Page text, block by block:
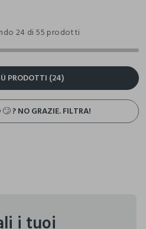
24 di 55 prodotti
PRODOTTI (24)
? NO GRAZIE. FILTRA!
i tuoi